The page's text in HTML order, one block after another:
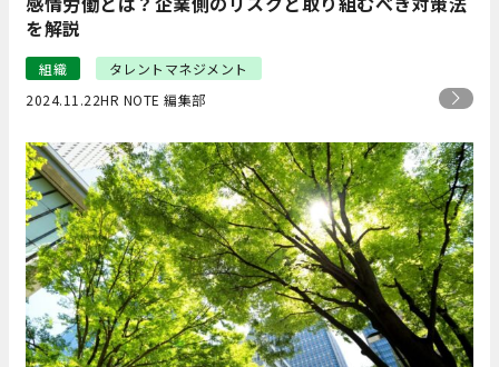
を解説
組織
タレントマネジメント
2024.11.22HR NOTE 編集部